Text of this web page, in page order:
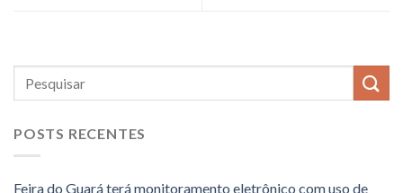
POSTS RECENTES
Feira do Guará terá monitoramento eletrônico com uso de